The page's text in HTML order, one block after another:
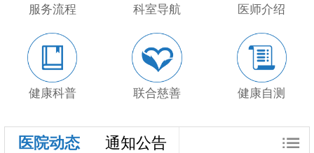
服务流程 科室导航 医师介绍
健康科普 联合慈善 健康自测
医院动态 通知公告